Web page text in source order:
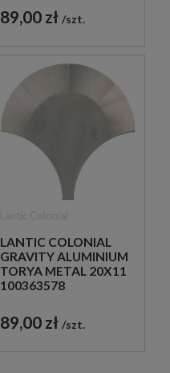
ŚCIENNA W ZŁOTYM
ODCIENIU
89,00 zł szt.
LANTIC COLONIAL
GRAVITY ALUMINIUM
TORYA METAL 20X11
100363578
METALOWA MOZAIKA
ŚCIENNA W
89,00 zł szt.